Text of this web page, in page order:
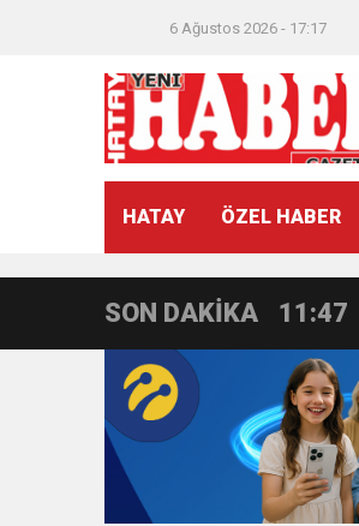
6 Ağustos 2026 - 17:17
HATAY ÖZEL HABER
SON DAKİKA
21:40
11:47
18:55
11:57